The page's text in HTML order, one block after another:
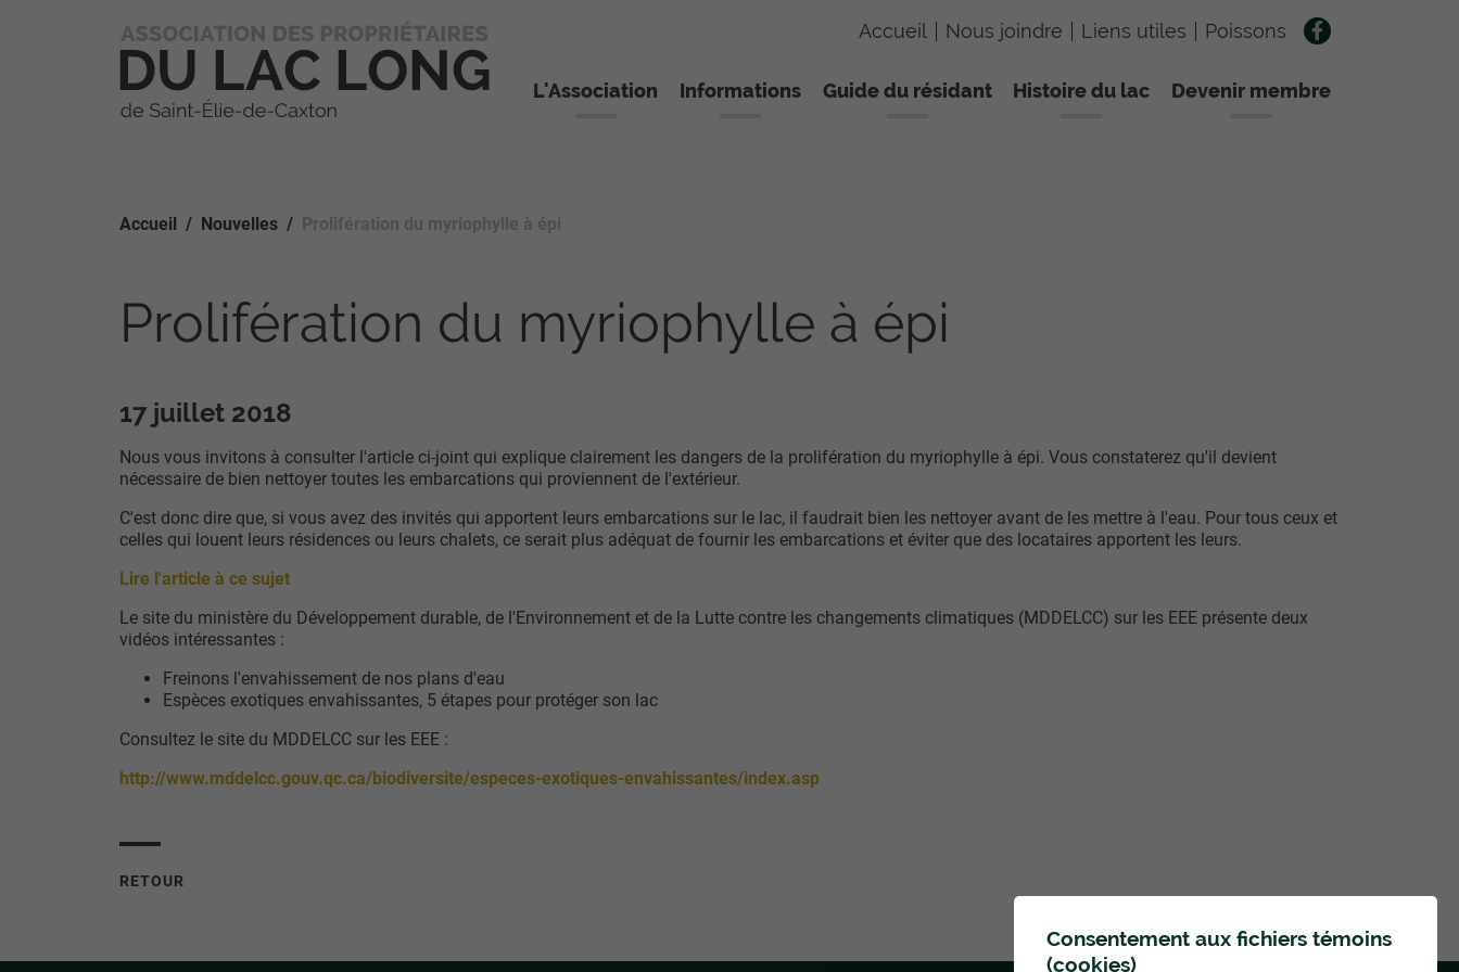
Accueil Nous joindre Liens utiles Poissons
L'Association Informations Guide du résidant Histoire du lac Devenir membre
Accueil Nouvelles Prolifération du myriophylle à épi
Prolifération du myriophylle à épi
17 juillet 2018
Nous vous invitons à consulter l'article ci-joint qui explique clairement les dangers de la prolifération du myriophylle à épi. Vous constaterez qu'il devient
nécessaire de bien nettoyer toutes les embarcations qui proviennent de l'extérieur.
C'est donc dire que, si vous avez des invités qui apportent leurs embarcations sur le lac, il faudrait bien les nettoyer avant de les mettre à l'eau. Pour tous ceux et
celles qui louent leurs résidences ou leurs chalets, ce serait plus adéquat de fournir les embarcations et éviter que des locataires apportent les leurs.
Lire l'article à ce sujet
Le site du ministère du Développement durable, de l'Environnement et de la Lutte contre les changements climatiques (MDDELCC) sur les EEE présente deux
vidéos intéressantes :
Freinons l'envahissement de nos plans d'eau
Espèces exotiques envahissantes, 5 étapes pour protéger son lac
Consultez le site du MDDELCC sur les EEE :
http://www.mddelcc.gouv.qc.ca/biodiversite/especes-exotiques-envahissantes/index.asp
RETOUR
Consentement aux fichiers témoins
(cookies)